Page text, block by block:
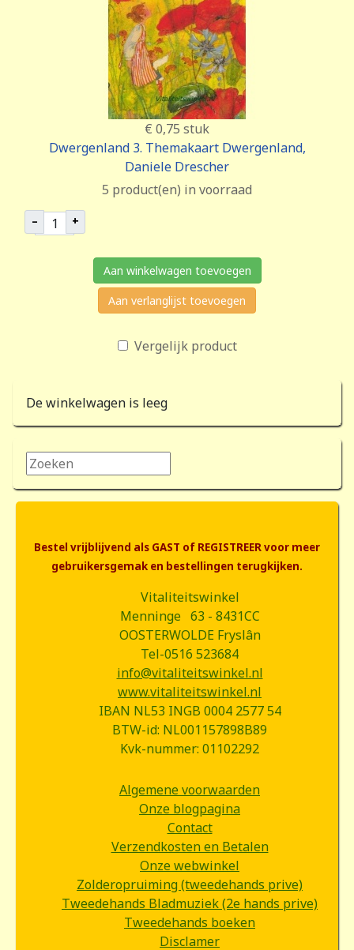
€ 0,75 stuk
Dwergenland 3. Themakaart Dwergenland,
Daniele Drescher
5 product(en) in voorraad
– +
Aan winkelwagen toevoegen
Aan verlanglijst toevoegen
Vergelijk product
De winkelwagen is leeg
Zoeken...
Bestel vrijblijvend als GAST of REGISTREER voor meer
gebruikersgemak en bestellingen terugkijken.
Vitaliteitswinkel
Menninge 63 - 8431CC
OOSTERWOLDE Fryslân
Tel-0516 523684
info@vitaliteitswinkel.nl
www.vitaliteitswinkel.nl
IBAN NL53 INGB 0004 2577 54
BTW-id: NL001157898B89
Kvk-nummer: 01102292
Algemene voorwaarden
Onze blogpagina
Contact
Verzendkosten en Betalen
Onze webwinkel
Zolderopruiming (tweedehands prive)
Tweedehands Bladmuziek (2e hands prive)
Tweedehands boeken
Disclamer